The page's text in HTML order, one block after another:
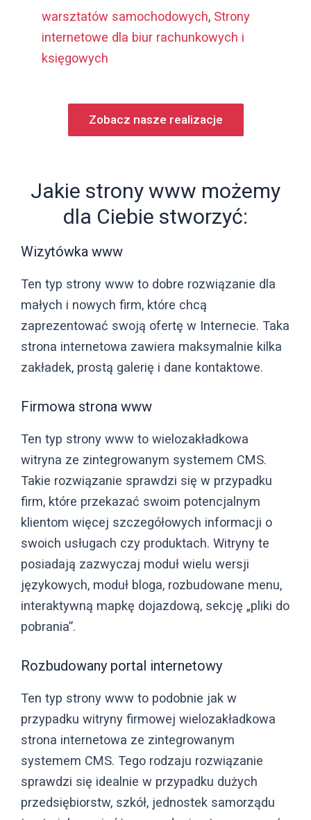
warsztatów samochodowych, Strony
internetowe dla biur rachunkowych i
księgowych
Zobacz nasze realizacje
Jakie strony www możemy
dla Ciebie stworzyć:
Wizytówka www
Ten typ strony www to dobre rozwiązanie dla
małych i nowych firm, które chcą
zaprezentować swoją ofertę w Internecie. Taka
strona internetowa zawiera maksymalnie kilka
zakładek, prostą galerię i dane kontaktowe.
Firmowa strona www
Ten typ strony www to wielozakładkowa
witryna ze zintegrowanym systemem CMS.
Takie rozwiązanie sprawdzi się w przypadku
firm, które przekazać swoim potencjalnym
klientom więcej szczegółowych informacji o
swoich usługach czy produktach. Witryny te
posiadają zazwyczaj moduł wielu wersji
językowych, moduł bloga, rozbudowane menu,
interaktywną mapkę dojazdową, sekcję „pliki do
pobrania”.
Rozbudowany portal internetowy
Ten typ strony www to podobnie jak w
przypadku witryny firmowej wielozakładkowa
strona internetowa ze zintegrowanym
systemem CMS. Tego rodzaju rozwiązanie
sprawdzi się idealnie w przypadku dużych
przedsiębiorstw, szkół, jednostek samorządu